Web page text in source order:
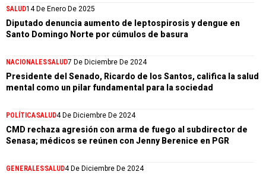
SALUD14 De Enero De 2025
Diputado denuncia aumento de leptospirosis y dengue en
Santo Domingo Norte por cúmulos de basura
NACIONALESSALUD7 De Diciembre De 2024
Presidente del Senado, Ricardo de los Santos, califica la salud
mental como un pilar fundamental para la sociedad
POLÍTICASALUD4 De Diciembre De 2024
CMD rechaza agresión con arma de fuego al subdirector de
Senasa; médicos se reúnen con Jenny Berenice en PGR
GENERALESSALUD4 De Diciembre De 2024